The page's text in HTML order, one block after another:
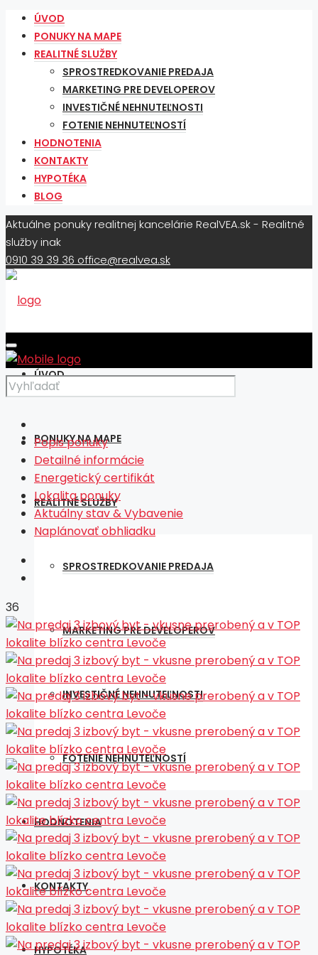
ÚVOD
PONUKY NA MAPE
REALITNÉ SLUŽBY
SPROSTREDKOVANIE PREDAJA
MARKETING PRE DEVELOPEROV
INVESTIČNÉ NEHNUTEĽNOSTI
FOTENIE NEHNUTEĽNOSTÍ
HODNOTENIA
KONTAKTY
HYPOTÉKA
BLOG
Aktuálne ponuky realitnej kancelárie RealVEA.sk - Realitné
služby inak
0910 39 39 36 office@realvea.sk
ÚVOD
PONUKY NA MAPE
REALITNÉ SLUŽBY
SPROSTREDKOVANIE PREDAJA
MARKETING PRE DEVELOPEROV
INVESTIČNÉ NEHNUTEĽNOSTI
FOTENIE NEHNUTEĽNOSTÍ
HODNOTENIA
KONTAKTY
HYPOTÉKA
Popis ponuky
Detailné informácie
Energetický certifikát
Lokalita ponuky
Aktuálny stav & Vybavenie
Naplánovať obhliadku
36